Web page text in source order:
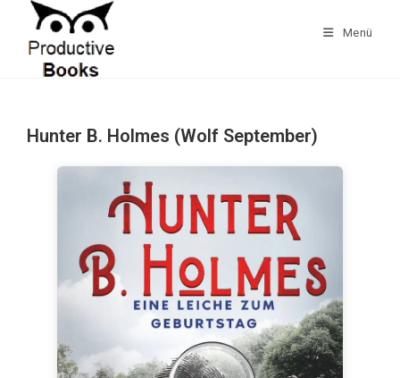
springen
Menü
Hunter B. Holmes (Wolf September)